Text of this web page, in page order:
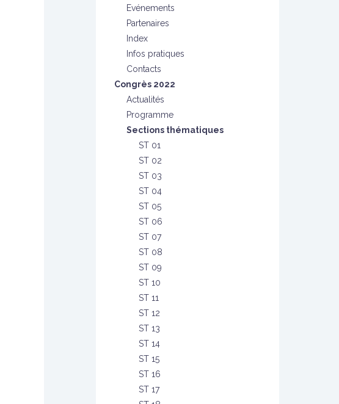
Evénements
Partenaires
Index
Infos pratiques
Contacts
Congrès 2022
Actualités
Programme
Sections thématiques
ST 01
ST 02
ST 03
ST 04
ST 05
ST 06
ST 07
ST 08
ST 09
ST 10
ST 11
ST 12
ST 13
ST 14
ST 15
ST 16
ST 17